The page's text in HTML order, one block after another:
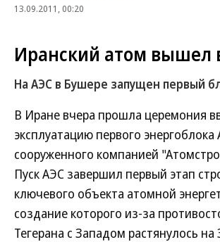
13.09.2011, 00:20
Иранский атом вышел
На АЭС в Бушере запущен первый
В Иране вчера прошла церемония
эксплуатацию первого
сооруженного компанией
Пуск АЭС завершил первый этап
ключевого объекта атомной
создание которого из-за
Тегерана с Западом растянулось на